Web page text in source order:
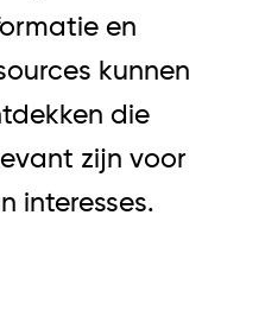
en
kunnen
die
zijn voor
interesses.